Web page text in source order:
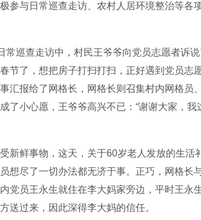
参与日常巡查走访、农村人居环境整治等各
常巡查走访中，村民王爷爷向党员志愿者诉
节了，想把房子打扫打扫，正好遇到党员志
汇报给了网格长，网格长则召集村内网格员
了小心愿，王爷爷高兴不已 ： “谢谢大家 ，我
新鲜事物，这天，关于60岁老人发放的生活
想尽了一切办法都无济于事。正巧，网格长
党员王永生就住在李大妈家旁边，平时王永
送过来，因此深得李大妈的信任。